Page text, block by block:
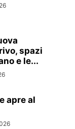
spazi
e le...
apre al